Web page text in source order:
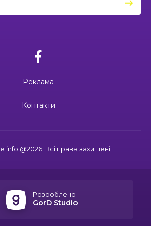
ліцею №1 пройшли фахове
зусиллями заради дітей: у
створили сучасний творчий
Поки звучить материнська молитва,
живе пам’ять
життя зупинився на цифрі 24
info @2026. Всі права захищені.
Реклама
Контакти
Розроблено
GorD Studio